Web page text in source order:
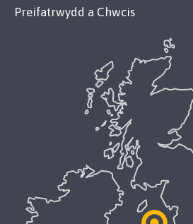
Preifatrwydd a Chwcis